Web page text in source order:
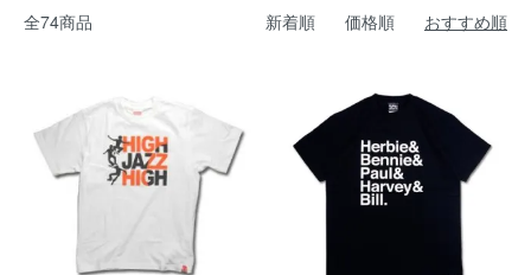
全74商品 新着順 価格順 おすすめ順